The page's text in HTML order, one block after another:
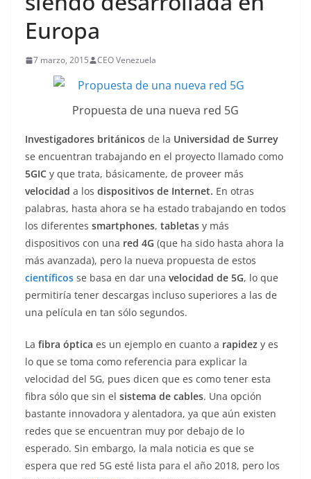
Europa
7 marzo, 2015 CEO Venezuela
Propuesta de una nueva red 5G
Investigadores británicos de la Universidad de Surrey
se encuentran trabajando en el proyecto llamado como
5GIC y que trata, básicamente, de proveer más
velocidad a los dispositivos de Internet. En otras
palabras, hasta ahora se ha estado trabajando en todos
los diferentes smartphones, tabletas y más
dispositivos con una red 4G (que ha sido hasta ahora la
más avanzada), pero la nueva propuesta de estos
científicos se basa en dar una velocidad de 5G, lo que
permitiría tener descargas incluso superiores a las de
una película en tan sólo segundos.
La fibra óptica es un ejemplo en cuanto a rapidez y es
lo que se toma como referencia para explicar la
velocidad del 5G, pues dicen que es como tener esta
fibra sólo que sin el sistema de cables. Una opción
bastante innovadora y alentadora, ya que aún existen
redes que se encuentran muy por debajo de lo
esperado. Sin embargo, la mala noticia es que se
espera que red 5G esté lista para el año 2018, pero los